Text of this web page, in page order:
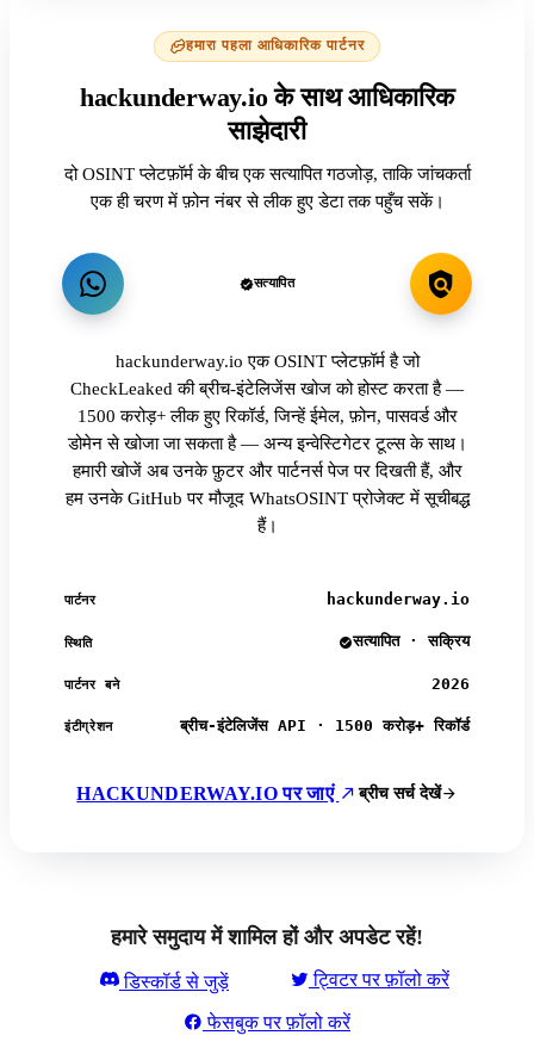
हमारा पहला आधिकारिक पार्टनर
hackunderway.io के साथ आधिकारिक
साझेदारी
दो OSINT प्लेटफ़ॉर्म के बीच एक सत्यापित गठजोड़, ताकि जांचकर्ता
एक ही चरण में फ़ोन नंबर से लीक हुए डेटा तक पहुँच सकें।
सत्यापित
hackunderway.io एक OSINT प्लेटफ़ॉर्म है जो
CheckLeaked की ब्रीच-इंटेलिजेंस खोज को होस्ट करता है —
1500 करोड़+ लीक हुए रिकॉर्ड, जिन्हें ईमेल, फ़ोन, पासवर्ड और
डोमेन से खोजा जा सकता है — अन्य इन्वेस्टिगेटर टूल्स के साथ।
हमारी खोजें अब उनके फ़ुटर और पार्टनर्स पेज पर दिखती हैं, और
हम उनके GitHub पर मौजूद WhatsOSINT प्रोजेक्ट में सूचीबद्ध
हैं।
पार्टनर hackunderway.io
स्थिति सत्यापित · सक्रिय
पार्टनर बने 2026
इंटीग्रेशन ब्रीच-इंटेलिजेंस API · 1500 करोड़+ रिकॉर्ड
HACKUNDERWAY.IO पर जाएं ब्रीच सर्च देखें
हमारे समुदाय में शामिल हों और अपडेट रहें!
डिस्कॉर्ड से जुड़ें ट्विटर पर फ़ॉलो करें
फेसबुक पर फ़ॉलो करें